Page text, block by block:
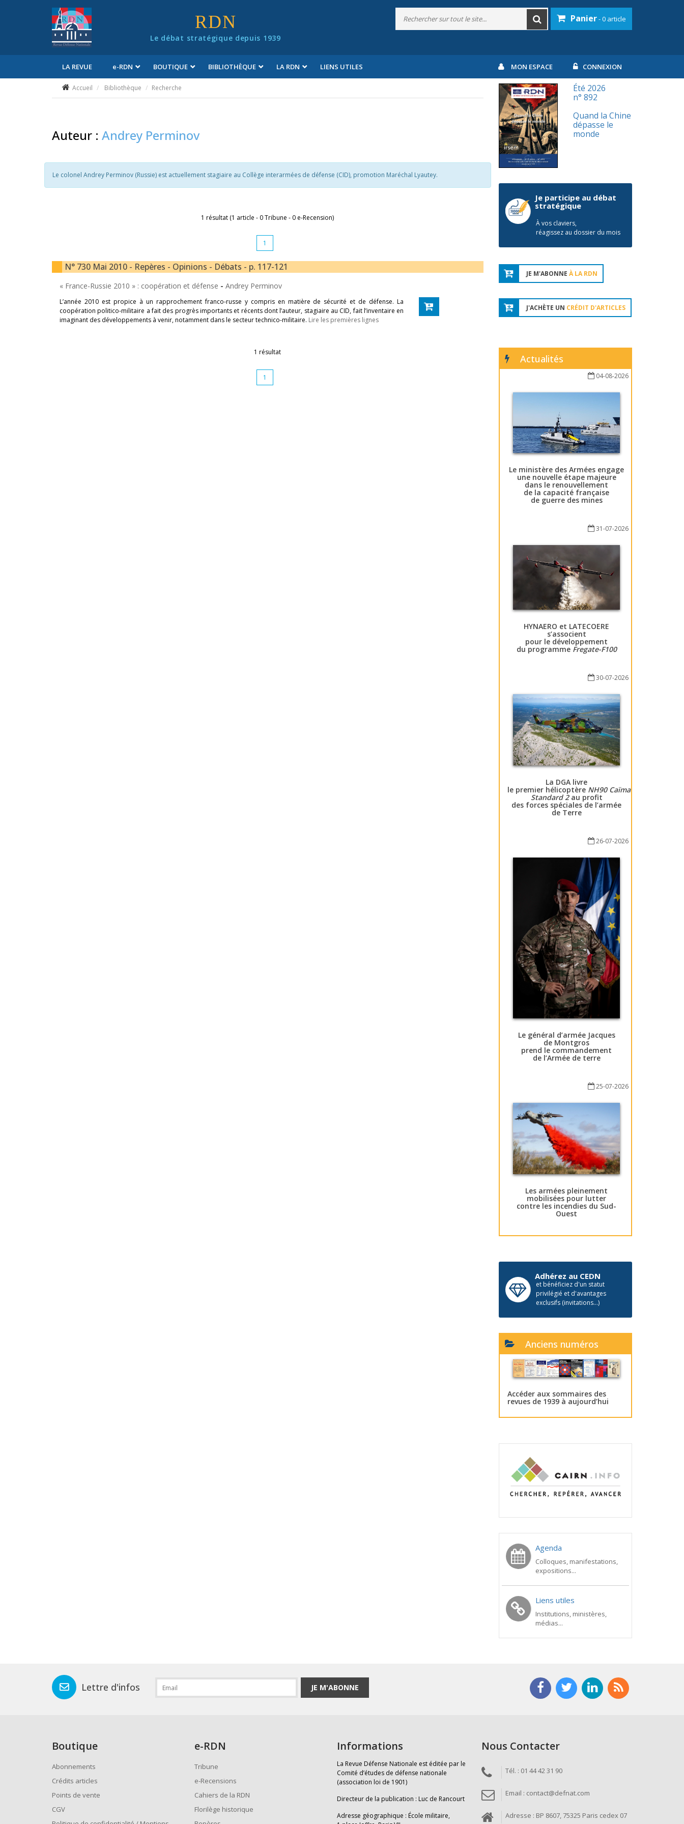
RDN
Le débat stratégique depuis 1939
Panier- 0 article
LA REVUE e-RDN BOUTIQUE BIBLIOTHÈQUE LA RDN LIENS UTILES MON ESPACE CONNEXION
Accueil Bibliothèque Recherche
Auteur : Andrey Perminov
Le colonel Andrey Perminov (Russie) est actuellement stagiaire au Collège interarmées de défense (CID), promotion Maréchal Lyautey.
1 résultat (1 article - 0 Tribune - 0 e-Recension)
1
N° 730 Mai 2010 - Repères - Opinions - Débats - p. 117-121
« France-Russie 2010 » : coopération et défense - Andrey Perminov
L’année 2010 est propice à un rapprochement franco-russe y compris en matière de sécurité et de défense. La
coopération politico-militaire a fait des progrès importants et récents dont l’auteur, stagiaire au CID, fait l’inventaire en
imaginant des développements à venir, notamment dans le secteur technico-militaire. Lire les premières lignes
1 résultat
1
Été 2026
n° 892
Quand la Chine
dépasse le
monde
Je participe au débat
stratégique
À vos claviers,
réagissez au dossier du mois
JE M'ABONNE À LA RDN
J'ACHÈTE UN CRÉDIT D'ARTICLES
Actualités
04-08-2026
Le ministère des Armées engage
une nouvelle étape majeure
dans le renouvellement
de la capacité française
de guerre des mines
31-07-2026
HYNAERO et LATECOERE
s’associent
pour le développement
du programme Fregate-F100
30-07-2026
La DGA livre
le premier hélicoptère NH90 Caïman
Standard 2au profit
des forces spéciales de l’armée
de Terre
26-07-2026
Le général d’armée Jacques
de Montgros
prend le commandement
de l’Armée de terre
25-07-2026
Les armées pleinement
mobilisées pour lutter
contre les incendies du Sud-
Ouest
Adhérez au CEDN
et bénéficiez d'un statut
privilégié et d'avantages
exclusifs (invitations...)
Anciens numéros
Accéder aux sommaires des
revues de 1939 à aujourd’hui
Agenda
Colloques, manifestations,
expositions...
Liens utiles
Institutions, ministères,
médias...
Lettre d'infos JE M'ABONNE
Boutique
Abonnements
Crédits articles
Points de vente
CGV
e-RDN
Tribune
e-Recensions
Cahiers de la RDN
Florilège historique
Informations
La Revue Défense Nationale est éditée par le
Comité d’études de défense nationale
(association loi de 1901)
Directeur de la publication : Luc de Rancourt
Adresse géographique : École militaire,
Nous Contacter
Tél. : 01 44 42 31 90
Email : contact@defnat.com
Adresse : BP 8607, 75325 Paris cedex 07